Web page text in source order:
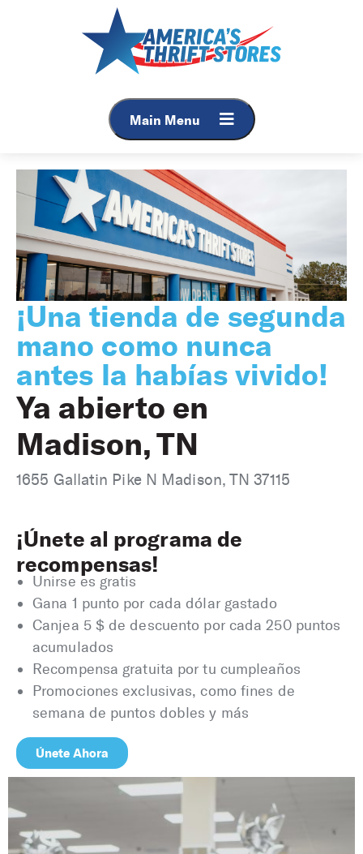
Main Menu
¡Una tienda de segunda
mano como nunca
antes la habías vivido!
Ya abierto en
Madison, TN
1655 Gallatin Pike N Madison, TN 37115
¡Únete al programa de
recompensas!
Unirse es gratis
Gana 1 punto por cada dólar gastado
Canjea 5 $ de descuento por cada 250 puntos
acumulados
Recompensa gratuita por tu cumpleaños
Promociones exclusivas, como fines de
semana de puntos dobles y más
Únete Ahora